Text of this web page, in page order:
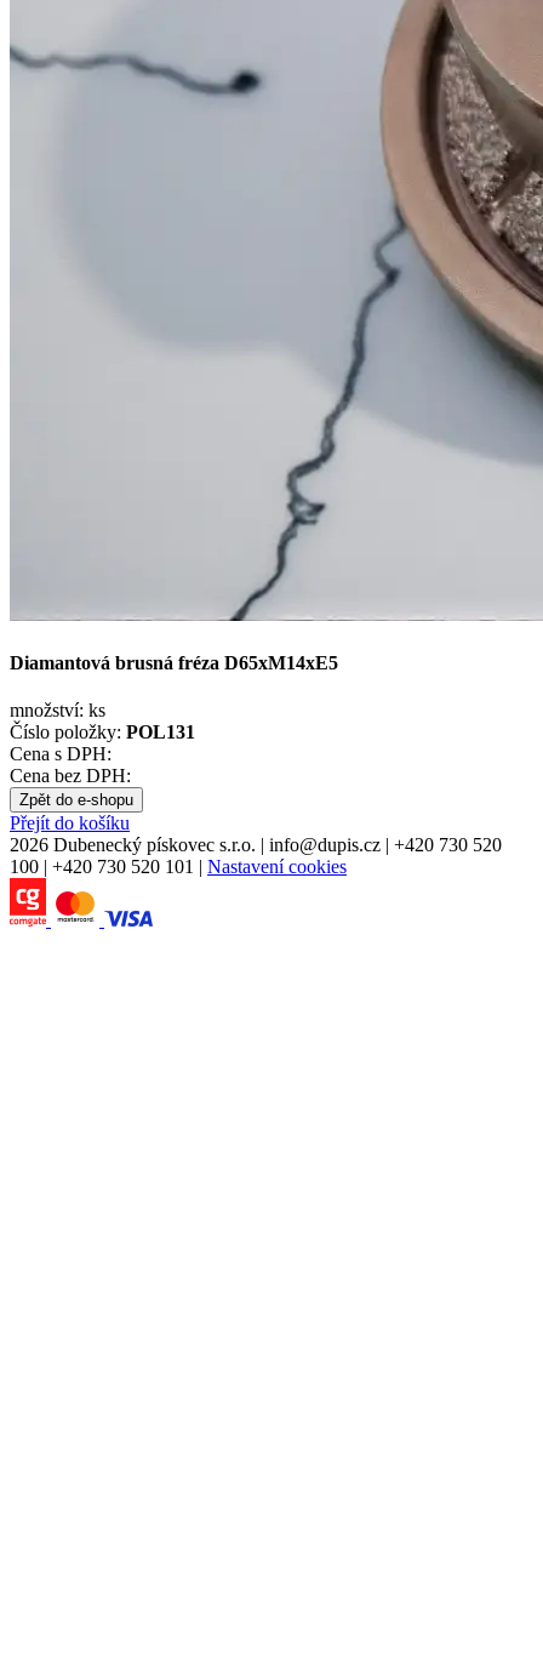
Diamantová brusná fréza D65xM14xE5
množství: ks
Číslo položky: POL131
Cena s DPH:
Cena bez DPH:
Zpět do e-shopu
Přejít do košíku
2026 Dubenecký pískovec s.r.o. | info@dupis.cz | +420 730 520
100 | +420 730 520 101 | Nastavení cookies